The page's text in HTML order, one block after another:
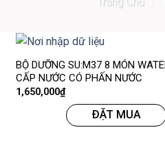
BỘ DƯỠNG SU:M37 8 MÓN
CẤP NƯỚC CÓ PHẤN NƯỚC
1,650,000₫
ĐẶT MUA